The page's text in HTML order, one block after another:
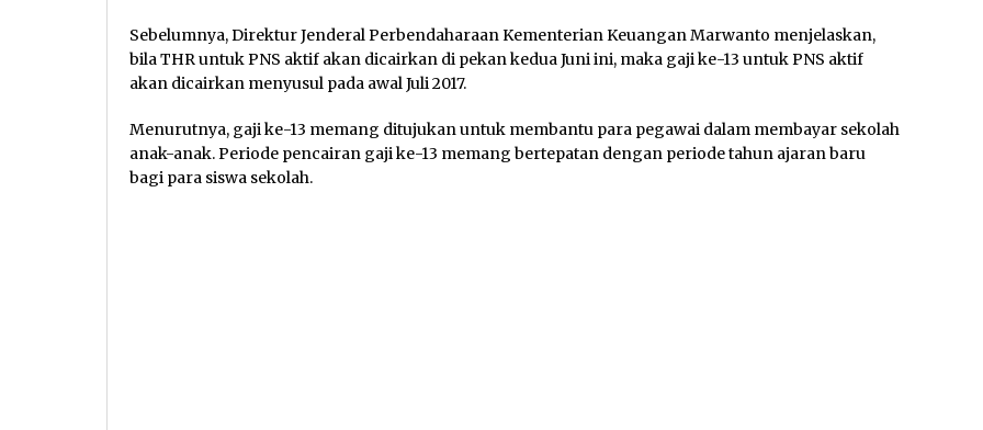
Sebelumnya, Direktur Jenderal Perbendaharaan Kementerian Keuangan Marwanto menjelaskan,
bila THR untuk PNS aktif akan dicairkan di pekan kedua Juni ini, maka gaji ke-13 untuk PNS aktif
akan dicairkan menyusul pada awal Juli 2017.
Menurutnya, gaji ke-13 memang ditujukan untuk membantu para pegawai dalam membayar sekolah
anak-anak. Periode pencairan gaji ke-13 memang bertepatan dengan periode tahun ajaran baru
bagi para siswa sekolah.